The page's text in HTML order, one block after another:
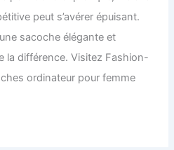
peut s’avérer épuisant.
sacoche élégante et
la différence. Visitez Fashion-
ordinateur pour femme